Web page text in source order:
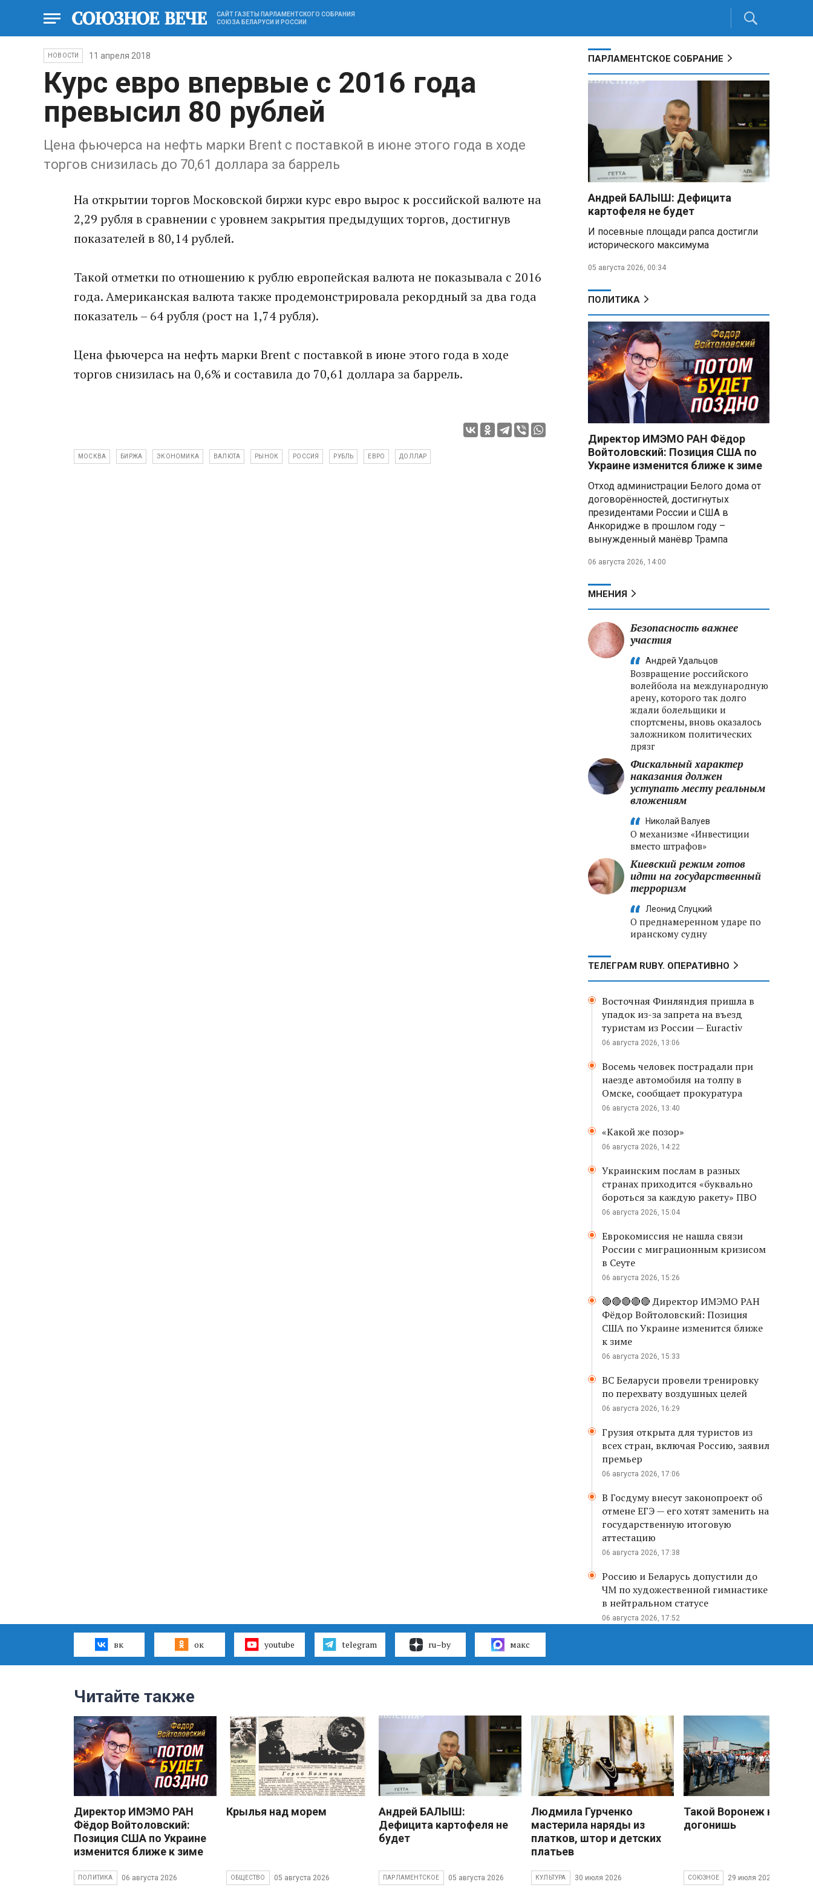
САЙТ ГАЗЕТЫ ПАРЛАМЕНТСКОГО СОБРАНИЯ
СОЮЗА БЕЛАРУСИ И РОССИИ
НОВОСТИ 11 апреля 2018
Курс евро впервые с 2016 года
превысил 80 рублей
Цена фьючерса на нефть марки Brent с поставкой в июне этого года в ходе
торгов снизилась до 70,61 доллара за баррель
На открытии торгов Московской биржи курс евро вырос к российской валюте на
2,29 рубля в сравнении с уровнем закрытия предыдущих торгов, достигнув
показателей в 80,14 рублей.
Такой отметки по отношению к рублю европейская валюта не показывала с 2016
года. Американская валюта также продемонстрировала рекордный за два года
показатель – 64 рубля (рост на 1,74 рубля).
Цена фьючерса на нефть марки Brent с поставкой в июне этого года в ходе
торгов снизилась на 0,6% и составила до 70,61 доллара за баррель.
МОСКВА БИРЖА ЭКОНОМИКА ВАЛЮТА РЫНОК РОССИЯ РУБЛЬ ЕВРО ДОЛЛАР
ПАРЛАМЕНТСКОЕ СОБРАНИЕ
Андрей БАЛЫШ: Дефицита
картофеля не будет
И посевные площади рапса достигли
исторического максимума
05 августа 2026, 00:34
ПОЛИТИКА
Директор ИМЭМО РАН Фёдор
Войтоловский: Позиция США по
Украине изменится ближе к зиме
Отход администрации Белого дома от
договорённостей, достигнутых
президентами России и США в
Анкоридже в прошлом году –
вынужденный манёвр Трампа
06 августа 2026, 14:00
МНЕНИЯ
Безопасность важнее
участия
Андрей Удальцов
Возвращение российского
волейбола на международную
арену, которого так долго
ждали болельщики и
спортсмены, вновь оказалось
заложником политических
дрязг
Фискальный характер
наказания должен
уступать месту реальным
вложениям
Николай Валуев
О механизме «Инвестиции
вместо штрафов»
Киевский режим готов
идти на государственный
терроризм
Леонид Слуцкий
О преднамеренном ударе по
иранскому судну
ТЕЛЕГРАМ RUBY. ОПЕРАТИВНО
Восточная Финляндия пришла в
упадок из-за запрета на въезд
туристам из России — Euractiv
06 августа 2026, 13:06
Восемь человек пострадали при
наезде автомобиля на толпу в
Омске, сообщает прокуратура
06 августа 2026, 13:40
«Какой же позор»
06 августа 2026, 14:22
Украинским послам в разных
странах приходится «буквально
бороться за каждую ракету» ПВО
06 августа 2026, 15:04
Еврокомиссия не нашла связи
России с миграционным кризисом
в Сеуте
06 августа 2026, 15:26
🔴🔴🔴🔴🔴 Директор ИМЭМО РАН
Фёдор Войтоловский: Позиция
США по Украине изменится ближе
к зиме
06 августа 2026, 15:33
ВС Беларуси провели тренировку
по перехвату воздушных целей
06 августа 2026, 16:29
Грузия открыта для туристов из
всех стран, включая Россию, заявил
премьер
06 августа 2026, 17:06
В Госдуму внесут законопроект об
отмене ЕГЭ — его хотят заменить на
государственную итоговую
аттестацию
06 августа 2026, 17:38
Россию и Беларусь допустили до
ЧМ по художественной гимнастике
в нейтральном статусе
06 августа 2026, 17:52
вк ок youtube telegram ru–by макс
Читайте также
Директор ИМЭМО РАН
Фёдор Войтоловский:
Позиция США по Украине
изменится ближе к зиме
ПОЛИТИКА 06 августа 2026
Крылья над морем
ОБЩЕСТВО 05 августа 2026
Андрей БАЛЫШ:
Дефицита картофеля не
будет
ПАРЛАМЕНТСКОЕ 05 августа 2026
Людмила Гурченко
мастерила наряды из
платков, штор и детских
платьев
КУЛЬТУРА 30 июля 2026
Такой Воронеж не
догонишь
СОЮЗНОЕ 29 июля 2026